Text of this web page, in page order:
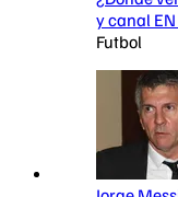
y canal
Futbol